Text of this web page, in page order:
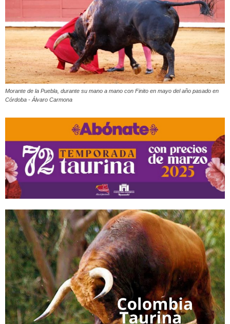
Morante de la Puebla, durante su mano a mano con Finito en mayo del año pasado en
Córdoba - Álvaro Carmona